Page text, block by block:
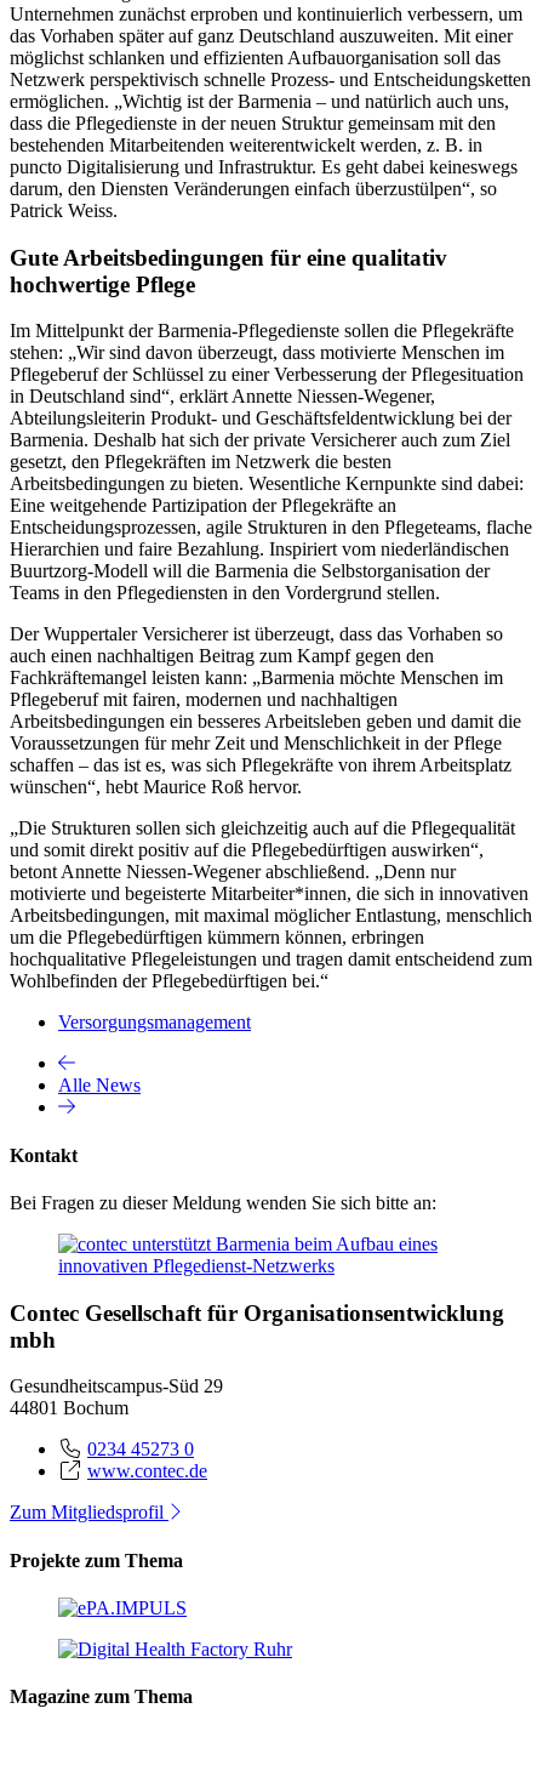
Unternehmen zunächst erproben und kontinuierlich verbessern, um
das Vorhaben später auf ganz Deutschland auszuweiten. Mit einer
möglichst schlanken und effizienten Aufbauorganisation soll das
Netzwerk perspektivisch schnelle Prozess- und Entscheidungsketten
ermöglichen. „Wichtig ist der Barmenia – und natürlich auch uns,
dass die Pflegedienste in der neuen Struktur gemeinsam mit den
bestehenden Mitarbeitenden weiterentwickelt werden, z. B. in
puncto Digitalisierung und Infrastruktur. Es geht dabei keineswegs
darum, den Diensten Veränderungen einfach überzustülpen“, so
Patrick Weiss.
Gute Arbeitsbedingungen für eine qualitativ
hochwertige Pflege
Im Mittelpunkt der Barmenia-Pflegedienste sollen die Pflegekräfte
stehen: „Wir sind davon überzeugt, dass motivierte Menschen im
Pflegeberuf der Schlüssel zu einer Verbesserung der Pflegesituation
in Deutschland sind“, erklärt Annette Niessen-Wegener,
Abteilungsleiterin Produkt- und Geschäftsfeldentwicklung bei der
Barmenia. Deshalb hat sich der private Versicherer auch zum Ziel
gesetzt, den Pflegekräften im Netzwerk die besten
Arbeitsbedingungen zu bieten. Wesentliche Kernpunkte sind dabei:
Eine weitgehende Partizipation der Pflegekräfte an
Entscheidungsprozessen, agile Strukturen in den Pflegeteams, flache
Hierarchien und faire Bezahlung. Inspiriert vom niederländischen
Buurtzorg-Modell will die Barmenia die Selbstorganisation der
Teams in den Pflegediensten in den Vordergrund stellen.
Der Wuppertaler Versicherer ist überzeugt, dass das Vorhaben so
auch einen nachhaltigen Beitrag zum Kampf gegen den
Fachkräftemangel leisten kann: „Barmenia möchte Menschen im
Pflegeberuf mit fairen, modernen und nachhaltigen
Arbeitsbedingungen ein besseres Arbeitsleben geben und damit die
Voraussetzungen für mehr Zeit und Menschlichkeit in der Pflege
schaffen – das ist es, was sich Pflegekräfte von ihrem Arbeitsplatz
wünschen“, hebt Maurice Roß hervor.
„Die Strukturen sollen sich gleichzeitig auch auf die Pflegequalität
und somit direkt positiv auf die Pflegebedürftigen auswirken“,
betont Annette Niessen-Wegener abschließend. „Denn nur
motivierte und begeisterte Mitarbeiter*innen, die sich in innovativen
Arbeitsbedingungen, mit maximal möglicher Entlastung, menschlich
um die Pflegebedürftigen kümmern können, erbringen
hochqualitative Pflegeleistungen und tragen damit entscheidend zum
Wohlbefinden der Pflegebedürftigen bei.“
Versorgungsmanagement
Alle News
Kontakt
Bei Fragen zu dieser Meldung wenden Sie sich bitte an:
Contec Gesellschaft für Organisationsentwicklung
mbh
Gesundheitscampus-Süd 29
44801 Bochum
0234 45273 0
www.contec.de
Zum Mitgliedsprofil
Projekte zum Thema
Magazine zum Thema